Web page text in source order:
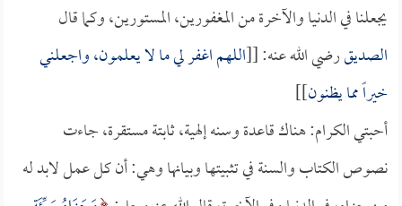
يجعلنا في الدنيا والآخرة من المغفورين، المستورين، وكما قال
الصديقرضي الله عنه: [[اللهم اغفر لي ما لا يعلمون، واجعلني
خيراً مما يظنون]]
أحبتي الكرام: هناك قاعدة وسنه إلهية، ثابتة مستقرة، جاءت
نصوص الكتاب والسنة في تثبيتها وبيانها وهي: أن كل عمل لابد له